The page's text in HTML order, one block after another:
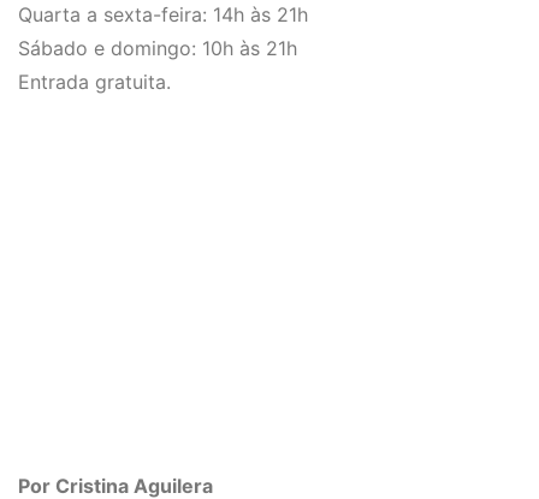
Quarta a sexta-feira: 14h às 21h
Sábado e domingo: 10h às 21h
Entrada gratuita.
Por Cristina Aguilera